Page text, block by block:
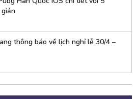
thông báo về lịch nghỉ lễ 30/4 –